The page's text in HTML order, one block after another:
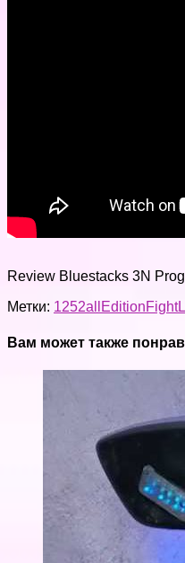
Review Bluestacks 3N
Метки: 1252all EditionFight
Вам может также